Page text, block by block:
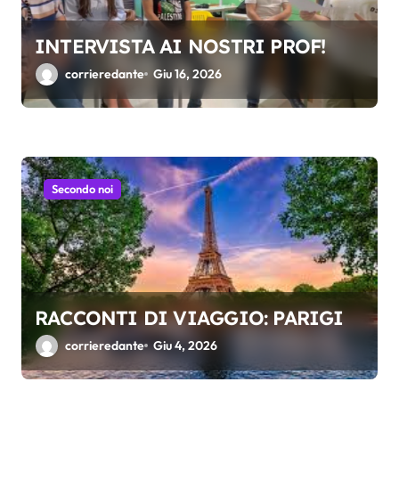
INTERVISTA AI NOSTRI PROF!
corrieredante Giu 16, 2026
Secondo noi
RACCONTI DI VIAGGIO: PARIGI
corrieredante Giu 4, 2026